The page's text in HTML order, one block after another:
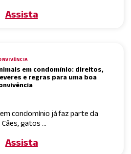
Assista
em condomínio: direitos,
e regras para uma boa
condomínio já faz parte da
gatos ...
Assista